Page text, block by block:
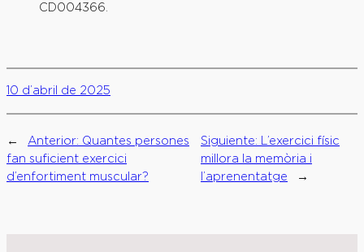
CD004366.
10 d’abril de 2025
← Anterior: Quantes persones
fan suficient exercici
d’enfortiment muscular?
Siguiente: L’exercici físic
millora la memòria i
l’aprenentatge
→